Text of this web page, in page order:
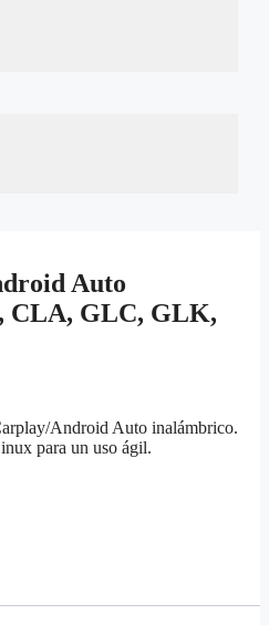
Auto
CLA, GLC, GLK,
Android Auto inalámbrico.
para un uso ágil.